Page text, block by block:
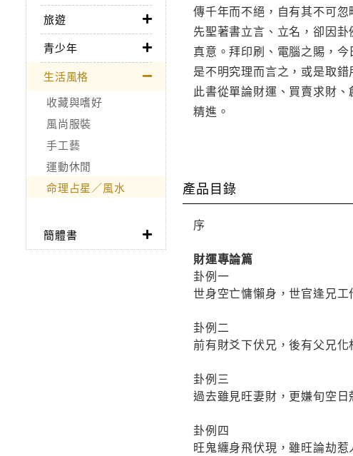
旅遊
青少年
生活風格
收藏與嗜好
風尚服裝
手工藝
運動休閒
命理占星／風水
簡體書
傳千年而不絕，自有其不可忽
先聖著書立言、立名，卻因
真意。拜印刷、電腦之賜，
是不明究理而言之，或是取
此書從單論財運、買賣求財
精進。
產品目錄
序
財運專論篇
卦例一
世身空亡慵懶身，世官逢兄
卦例二
前有財爻下伏兄，後有父兄
卦例三
過去雖見旺妻財，更嫌旬空
卦例四
旺鬼纏身飛伏現，雖旺論劫